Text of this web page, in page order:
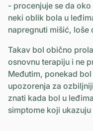
- procenjuje se da
neki oblik bola u
napregnuti mišić, loše
Takav bol obično
osnovnu terapiju i ne
Međutim, ponekad
upozorenja za
znati kada bol u
simptome koji